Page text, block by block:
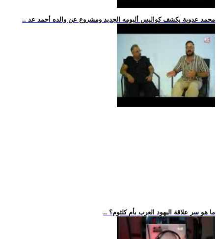
.. محمد عدوية يكشف كواليس ألبومه الجديد ومشروع عن والده أحمد عد
.. ما هو سر علاقة اليهود العرب بأم كلثوم؟